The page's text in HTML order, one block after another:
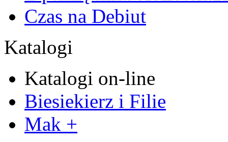
Czas na Debiut
Katalogi
Katalogi on-line
Biesiekierz i Filie
Mak +